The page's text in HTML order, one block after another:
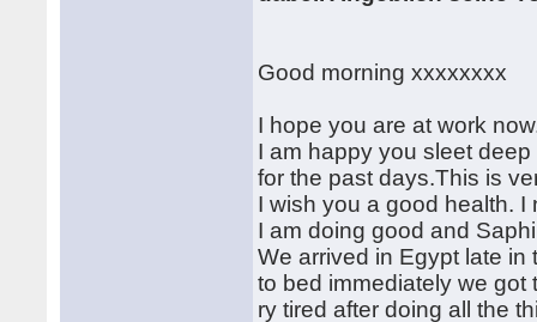
Good morning xxxxxxxx
I hope you are at work
I am happy you sleet
for the past days.This is
I wish you a good health.
I am doing good and
We arrived in Egypt late
to bed immediately we
ry tired after doing all the